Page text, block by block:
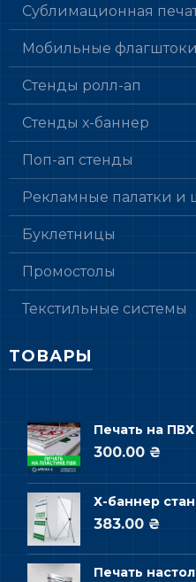
Сублимационная
Мобильные
Стенды ролл-ап
Стенды х-баннер
Поп-ап стенды
Рекламные палатки и
Буклетницы
Промостолы
Текстильные системы
ТОВАРЫ
Печать на
300.00 ₴
Х-баннер
383.00 ₴
Печать